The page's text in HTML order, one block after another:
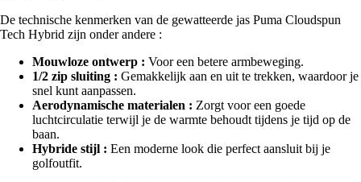
De technische kenmerken van de gewatteerde jas Puma Cloudspun
Tech Hybrid zijn onder andere :
Mouwloze ontwerp : Voor een betere armbeweging.
1/2 zip sluiting : Gemakkelijk aan en uit te trekken, waardoor je
snel kunt aanpassen.
Aerodynamische materialen : Zorgt voor een goede
luchtcirculatie terwijl je de warmte behoudt tijdens je tijd op de
baan.
Hybride stijl : Een moderne look die perfect aansluit bij je
golfoutfit.